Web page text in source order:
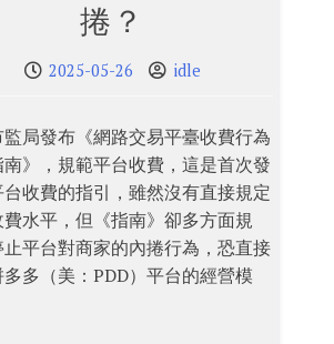
捲？
2025-05-26 idle
監局發布《網路交易平臺收費行為
》，規範平台收費，這是首次發
收費的指引，雖然沒有直接規定
水平，但《指南》卻多方面規
平台對商家的內捲行為，恐直接
多（美：PDD）平台的經營模